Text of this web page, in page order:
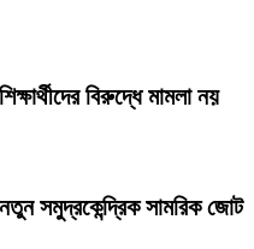
বিরুদ্ধে মামলা নয়
সমুদ্রকেন্দ্রিক সামরিক জোট